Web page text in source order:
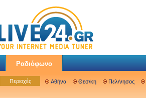
Ραδιόφωνο
Περιοχές Αθήνα Θεσ/κη Πελ/νησος